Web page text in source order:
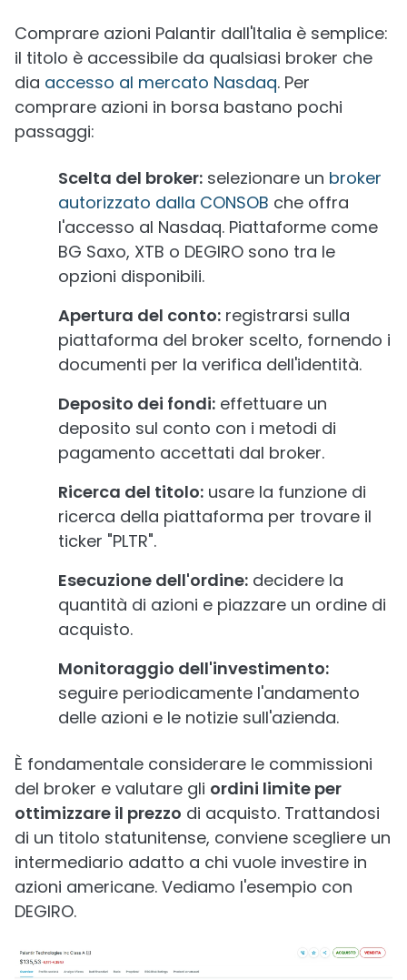
Comprare azioni Palantir dall'Italia è semplice:
il titolo è accessibile da qualsiasi broker che
dia accesso al mercato Nasdaq. Per
comprare azioni in borsa bastano pochi
passaggi:
Scelta del broker: selezionare un broker
autorizzato dalla CONSOB che offra
l'accesso al Nasdaq. Piattaforme come
BG Saxo, XTB o DEGIRO sono tra le
opzioni disponibili.
Apertura del conto: registrarsi sulla
piattaforma del broker scelto, fornendo i
documenti per la verifica dell'identità.
Deposito dei fondi: effettuare un
deposito sul conto con i metodi di
pagamento accettati dal broker.
Ricerca del titolo: usare la funzione di
ricerca della piattaforma per trovare il
ticker "PLTR".
Esecuzione dell'ordine: decidere la
quantità di azioni e piazzare un ordine di
acquisto.
Monitoraggio dell'investimento:
seguire periodicamente l'andamento
delle azioni e le notizie sull'azienda.
È fondamentale considerare le commissioni
del broker e valutare gli ordini limite per
ottimizzare il prezzo di acquisto. Trattandosi
di un titolo statunitense, conviene scegliere un
intermediario adatto a chi vuole investire in
azioni americane. Vediamo l'esempio con
DEGIRO.